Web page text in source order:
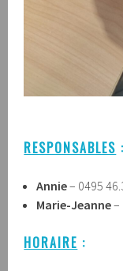
RESPONSABLES :
Annie– 0495
Marie-Jeanne–
HORAIRE :